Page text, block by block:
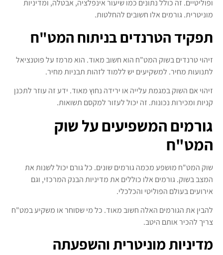
ופוליטיים. זה כולל נתונים כמו שיעור אינפלציה, אבטלה, ומדיניות
מוניטרית. גורמים אלו חשובים להחלטות.
תפקיד הטרנדים בניתוח המט"ח
זיהוי טרנדים בשוק המט"ח הוא חשוב מאוד. הוא מרמז על פוטנציאל
לתנועות מחיר. למשקיעים יש ללמוד לזהות תבניות מחיר.
זיהוי אם השוק במגמת עלייה או ירידה נחוץ מאוד. ידע זה עוזר לתכנן
קניות ומכירות נכונות. זה יכול לעזור למקסם תשואות.
גורמים המשפיעים על שוק
המט"ח
שוק המט"ח מושפע מכמה גורמים שונים. כל גורם יכול לשנות את
המצב בשוק. גורמים אלו כוללים את מדיניות הבנק המרכזי, וגם
אירועים בעולם הפוליטי והכלכלי.
להבין את הגורמים האלה חשוב מאוד. כל מי שסוחר או משקיע במט"ח
צריך להכיר אותם היטב.
מדיניות מוניטרית והשפעתה